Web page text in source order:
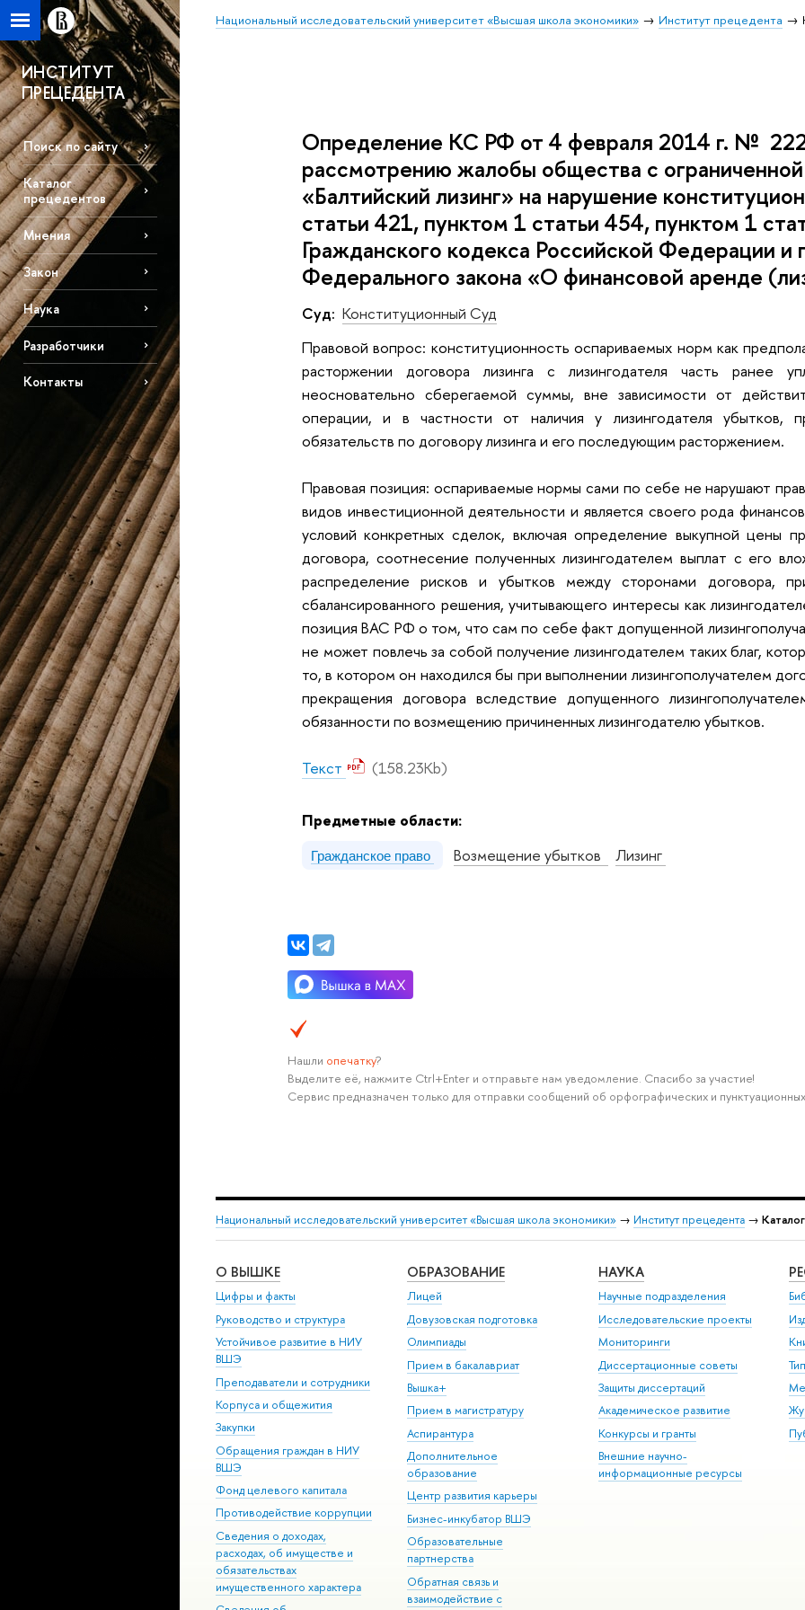
Национальный исследовательский университет «Высшая школа экономики» Институт прецедента
ИНСТИТУТ
ПРЕЦЕДЕНТА
Поиск по сайту
Каталог
прецедентов
Мнения
Закон
Наука
Разработчики
Контакты
Определение КС РФ от 4 февраля 2014 г. №
рассмотрению жалобы общества с
«Балтийский лизинг» на нарушение
статьи 421, пунктом 1 статьи 454, пунктом 1
Гражданского кодекса Российской Федерации и
Федерального закона «О финансовой аренде
Суд: Конституционный Суд
Правовой вопрос: конституционность оспариваемых норм как
расторжении договора лизинга с лизингодателя часть ранее
неосновательно сберегаемой суммы, вне зависимости от
операции, и в частности от наличия у лизингодателя убытков,
обязательств по договору лизинга и его последующим расторжением.
Правовая позиция: оспариваемые нормы сами по себе не нарушают
видов инвестиционной деятельности и является своего рода
условий конкретных сделок, включая определение выкупной цены
договора, соотнесение полученных лизингодателем выплат с его
распределение рисков и убытков между сторонами договора,
сбалансированного решения, учитывающего интересы как
позиция ВАС РФ о том, что сам по себе факт допущенной
не может повлечь за собой получение лизингодателем таких благ,
то, в котором он находился бы при выполнении лизингополучателем
прекращения договора вследствие допущенного
обязанности по возмещению причиненных лизингодателю убытков.
Текст (158.23Kb)
Предметные области:
Гражданское право Возмещение убытков Лизинг
Нашли опечатку?
Выделите её, нажмите Ctrl+Enter и отправьте нам уведомление. Спасибо за участие!
Сервис предназначен только для отправки сообщений об орфографических и
Национальный исследовательский университет «Высшая школа экономики» → Институт прецедента →
О ВЫШКЕ
Цифры и факты
Руководство и структура
Устойчивое развитие в НИУ
ВШЭ
Преподаватели и сотрудники
Корпуса и общежития
Закупки
Обращения граждан в НИУ
ВШЭ
Фонд целевого капитала
Противодействие коррупции
Сведения о доходах,
расходах, об имуществе и
обязательствах
имущественного характера
ОБРАЗОВАНИЕ
Лицей
Довузовская подготовка
Олимпиады
Прием в бакалавриат
Вышка+
Прием в магистратуру
Аспирантура
Дополнительное
образование
Центр развития карьеры
Бизнес-инкубатор ВШЭ
Образовательные
партнерства
Обратная связь и
взаимодействие с
НАУКА
Научные подразделения
Исследовательские проекты
Мониторинги
Диссертационные советы
Защиты диссертаций
Академическое развитие
Конкурсы и гранты
Внешние научно-
информационные ресурсы